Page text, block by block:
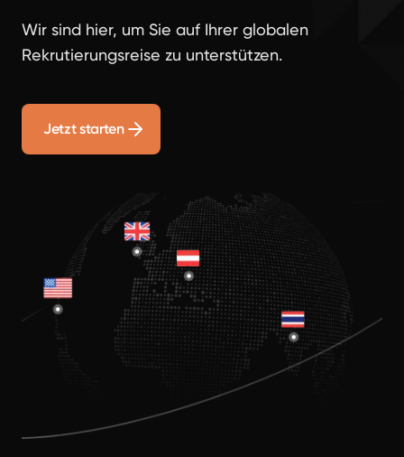
Wir sind hier, um Sie auf Ihrer globalen
Rekrutierungsreise zu unterstützen.
Jetzt starten